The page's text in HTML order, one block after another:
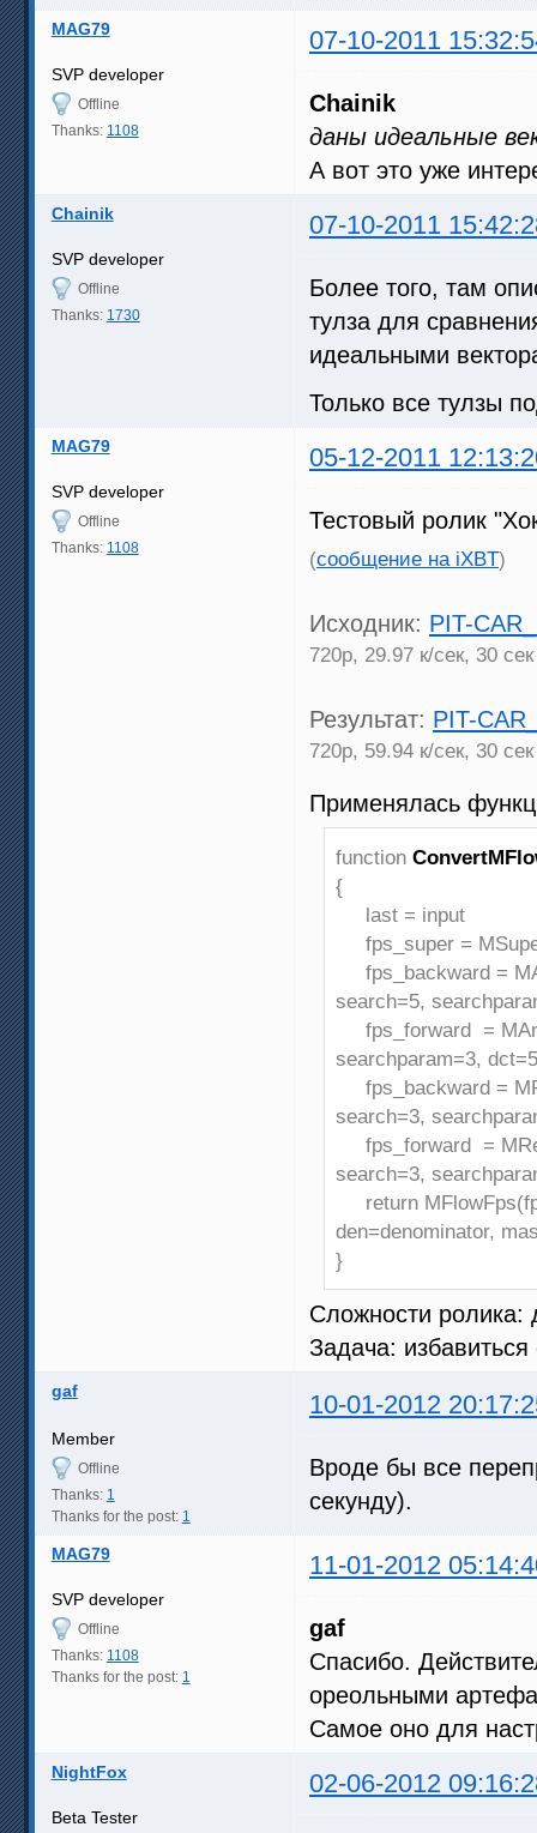
MAG79 07-10-2011
SVP developer
Offline
Thanks: 1108
Chainik
даны идеальные
А вот это уже
Chainik 07-10-2011
SVP developer
Offline
Thanks: 1730
Более того, там
тулза для
идеальными
Только все тулзы
MAG79 05-12-2011
SVP developer
Offline
Thanks: 1108
Тестовый ролик
(сообщение на iXBT)
Исходник: PIT-
720р, 29.97 к/сек, 30 сек
Результат: PIT-
720р, 59.94 к/сек, 30 сек
Применялась
function
{
last = input
fps_super =
fps_backward =
search=5,
fps_forward =
searchparam=3,
fps_backward =
search=3,
fps_forward =
search=3,
return
den=denominator,
}
Сложности
Задача:
gaf 10-01-2012
Member
Offline
Thanks: 1
Thanks for the post: 1
Вроде бы все
секунду).
MAG79 11-01-2012
SVP developer
Offline
Thanks: 1108
Thanks for the post: 1
gaf
Спасибо.
ореольными
Самое оно для
NightFox 02-06-2012
Beta Tester